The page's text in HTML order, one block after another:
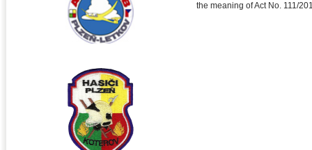
the meaning of Act No. 111/